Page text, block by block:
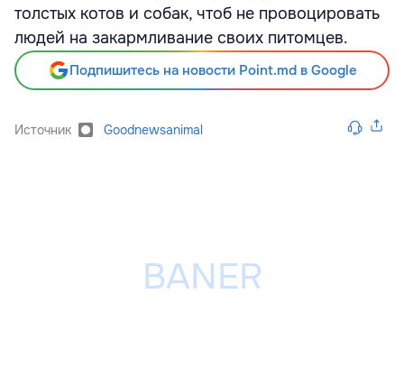
толстых котов и собак, чтоб не провоцировать
людей на закармливание своих питомцев.
Подпишитесь на новости Point.md в Google
Источник Goodnewsanimal